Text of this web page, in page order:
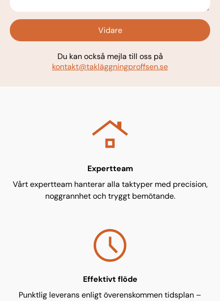
Vidare
Du kan också mejla till oss på
kontakt@takläggningproffsen.se
roofing
Expertteam
Vårt expertteam hanterar alla taktyper med precision,
noggrannhet och tryggt bemötande.
schedule
Effektivt flöde
Punktlig leverans enligt överenskommen tidsplan –